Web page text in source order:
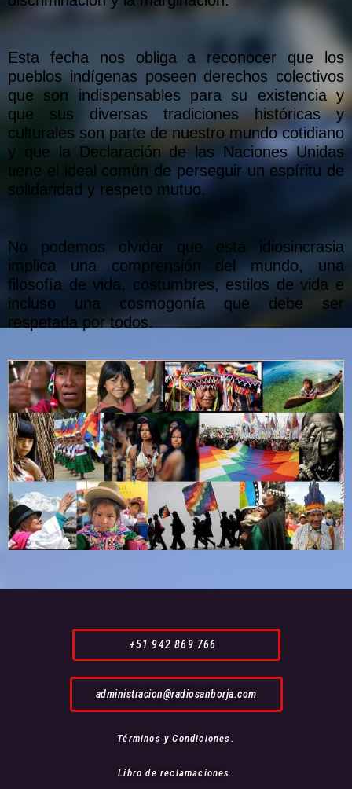
Esta fecha nos obliga a reconocer que los
pueblos indígenas poseen derechos colectivos
que son indispensables para su existencia y
que sus diversas tradiciones históricas y
culturales son parte de nuestro mundo cotidiano
y que la Declaración de las Naciones Unidas
tiene el ideal común de perseguir un espíritu de
solidaridad y respeto mutuo.
No podemos olvidar que esta idiosincrasia
implica una comprensión del mundo, una
filosofía de vida, costumbres, estilos de vida e
incluso una cosmogonía que debe ser
respetada por todos.
+51 942 869 766
administracion@radiosanborja.com
Términos y Condiciones.
Libro de reclamaciones.